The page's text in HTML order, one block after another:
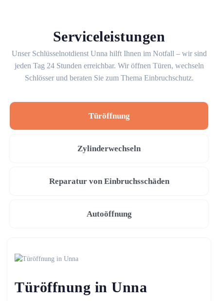
Serviceleistungen
Unser Schlüsselnotdienst Unna hilft Ihnen im Notfall – wir sind
jeden Tag 24 Stunden erreichbar. Wir öffnen Türen, wechseln
Schlösser und beraten Sie zum Thema Einbruchschutz.
Türöffnung
Zylinderwechseln
Reparatur von Einbruchsschäden
Autoöffnung
Türöffnung in Unna